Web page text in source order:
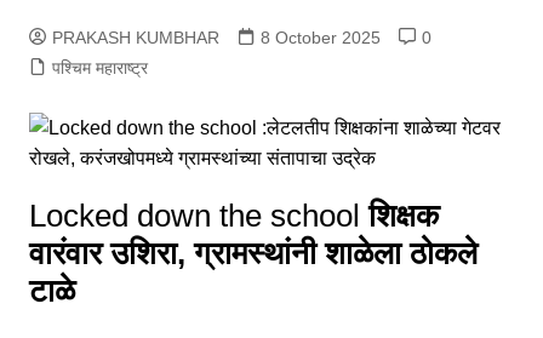
PRAKASH KUMBHAR 8 October 2025
0
पश्चिम महाराष्ट्र
Locked down the schoolशिक्षक
वारंवार उशिरा, ग्रामस्थांनी शाळेला ठोकले
टाळे